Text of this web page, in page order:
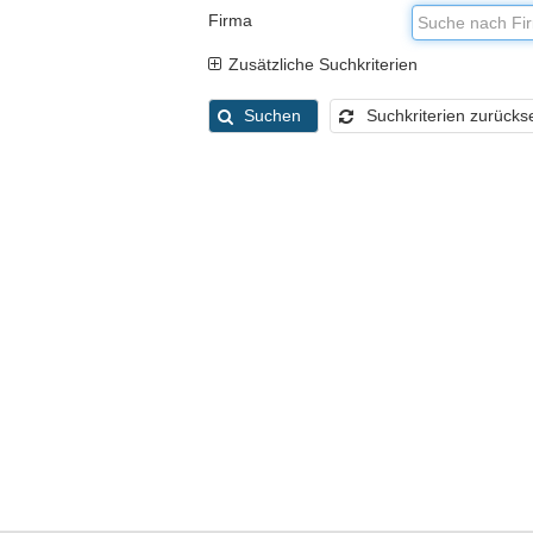
Firma
Zusätzliche Suchkriterien
Suchen Suchkriterien